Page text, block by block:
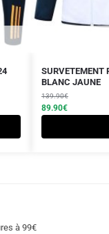
SURVETEMENT
BLANC JAUNE
139.90€
Le
prix
initial
était :
89.90€
Le
prix
actuel
est :
à 99€